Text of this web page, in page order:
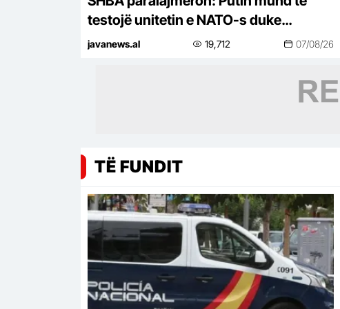
testojë unitetin e NATO-s duke
sulmuar një vend anëtar
javanews.al 19,712 07/08/26
TË FUNDIT